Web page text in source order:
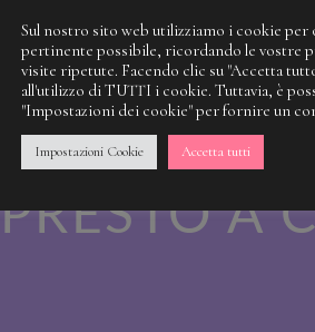
NOSTRA
PRESTO A
Sul nostro sito web utilizziamo i cookie
pertinente possibile, ricordando le vostre
visite ripetute. Facendo clic su "Accetta
all'utilizzo di TUTTI i cookie. Tuttavia, è
"Impostazioni dei cookie" per fornire un
Impostazioni Cookie Accetta tutti